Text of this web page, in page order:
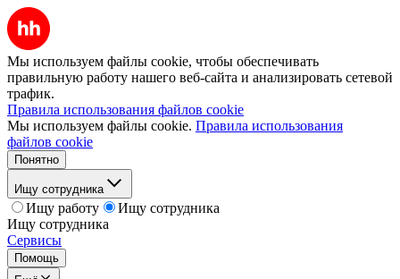
Мы используем файлы cookie, чтобы обеспечивать
правильную работу нашего веб-сайта и анализировать сетевой
трафик.
Правила использования файлов cookie
Мы используем файлы cookie. Правила использования
файлов cookie
Понятно
Ищу сотрудника
Ищу работу
Ищу сотрудника
Ищу сотрудника
Сервисы
Помощь